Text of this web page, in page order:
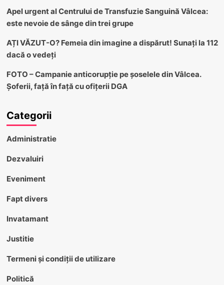
Apel urgent al Centrului de Transfuzie Sanguină Vâlcea:
este nevoie de sânge din trei grupe
AȚI VĂZUT-O? Femeia din imagine a dispărut! Sunați la 112
dacă o vedeți
FOTO – Campanie anticorupție pe șoselele din Vâlcea.
Șoferii, față în față cu ofițerii DGA
Categorii
Administratie
Dezvaluiri
Eveniment
Fapt divers
Invatamant
Justitie
Termeni și condiții de utilizare
Politică